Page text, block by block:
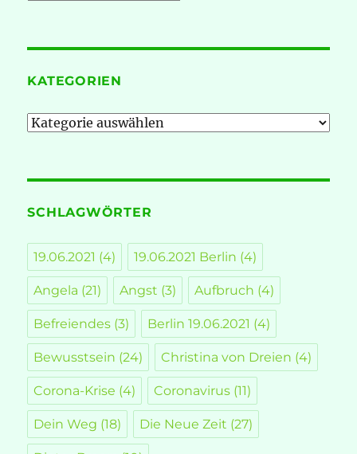
KATEGORIEN
Kategorien
SCHLAGWÖRTER
19.06.2021 (4) 19.06.2021 Berlin (4)
Angela (21) Angst (3) Aufbruch (4)
Befreiendes (3) Berlin 19.06.2021 (4)
Bewusstsein (24) Christina von Dreien (4)
Corona-Krise (4) Coronavirus (11)
Dein Weg (18) Die Neue Zeit (27)